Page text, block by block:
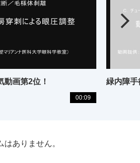
動画第2位！
00:09
緑内障
ありません。